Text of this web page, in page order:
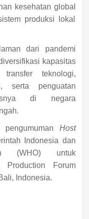
kesehatan global
produksi lokal
dari pandemi
kapasitas
transfer teknologi,
serta penguatan
di negara
Host
Indonesia dan
(WHO) untuk
Production Forum
Indonesia.